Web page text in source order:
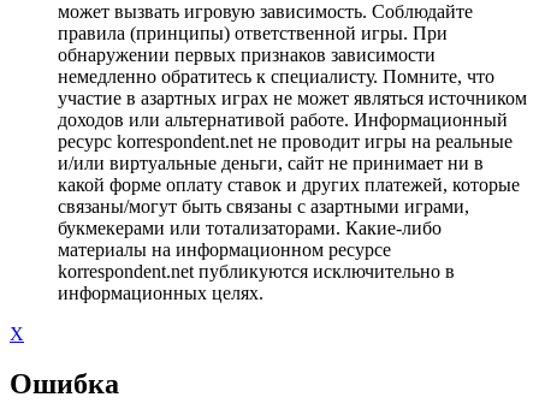
может вызвать игровую зависимость. Соблюдайте
правила (принципы) ответственной игры. При
обнаружении первых признаков зависимости
немедленно обратитесь к специалисту. Помните, что
участие в азартных играх не может являться источником
доходов или альтернативой работе. Информационный
ресурс korrespondent.net не проводит игры на реальные
и/или виртуальные деньги, сайт не принимает ни в
какой форме оплату ставок и других платежей, которые
связаны/могут быть связаны с азартными играми,
букмекерами или тотализаторами. Какие-либо
материалы на информационном ресурсе
korrespondent.net публикуются исключительно в
информационных целях.
X
Ошибка